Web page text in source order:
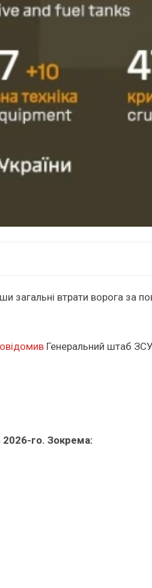
загальні втрати ворога за
Генеральний штаб
2026-го. Зокрема: